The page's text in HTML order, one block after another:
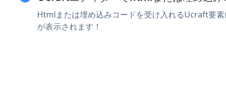
Htmlまたは埋め込みコードを受け入れるUcraft要
が表示されます！